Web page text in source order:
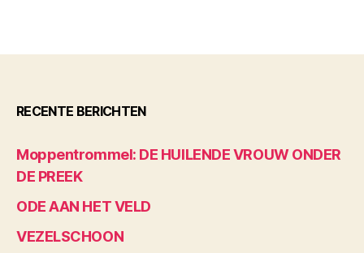
RECENTE BERICHTEN
Moppentrommel: DE HUILENDE VROUW ONDER
DE PREEK
ODE AAN HET VELD
VEZELSCHOON